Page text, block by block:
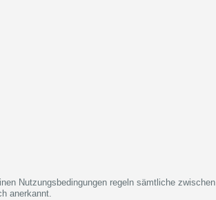
Nutzungsbedingungen regeln sämtliche zwischen
anerkannt.